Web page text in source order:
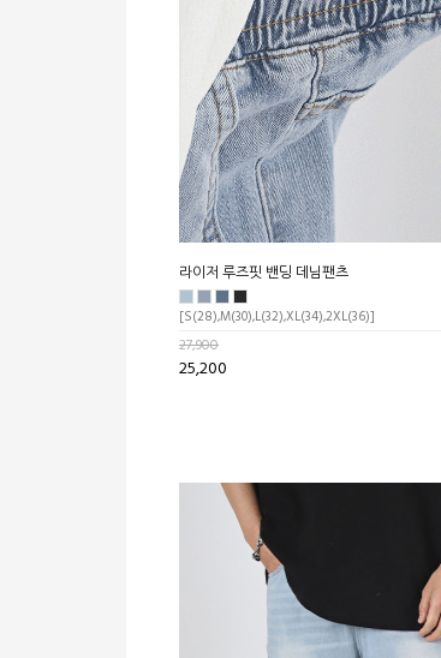
라이저 루즈핏 밴딩 데님팬츠
[S(28),M(30),L(32),XL(34),2XL(36)]
27,900
25,200